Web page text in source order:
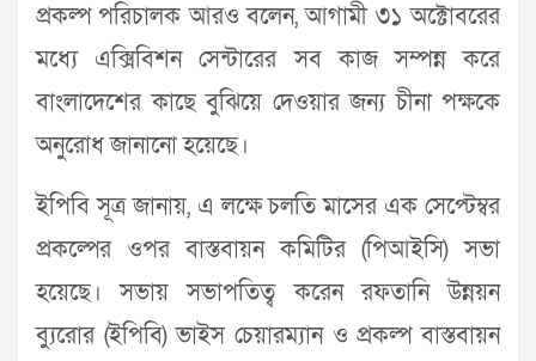
প্রকল্প পরিচালক আরও বলেন, আগামী ৩১ অক্টোবরের
মধ্যে এক্সিবিশন সেন্টারের সব কাজ সম্পন্ন করে
বাংলাদেশের কাছে বুঝিয়ে দেওয়ার জন্য চীনা পক্ষকে
অনুরোধ জানানো হয়েছে।
ইপিবি সূত্র জানায়, এ লক্ষে চলতি মাসের এক সেপ্টেম্বর
প্রকল্পের ওপর বাস্তবায়ন কমিটির (পিআইসি) সভা
হয়েছে। সভায় সভাপতিত্ব করেন রফতানি উন্নয়ন
ব্যুরোর (ইপিবি) ভাইস চেয়ারম্যান ও প্রকল্প বাস্তবায়ন